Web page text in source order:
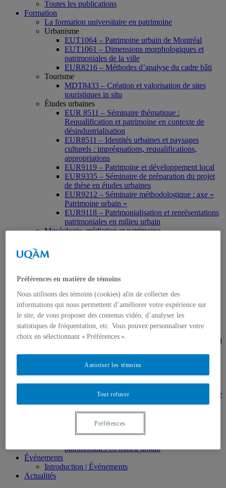
Toutes les publications
Formation
La formation universitaire en patrimoine
Urbanisme
EUT1064 – Patrimoine urbain de Montréal
EUT1061 – Dimensions morphologiques et
patrimoniales de la ville
EUR8216 – Méthodes d’analyse du cadre bâti
Tourisme
MDT8433 – Création et valorisation de sites
touristiques in situ
Études urbaines
EUR 8511 – Séminaire thématique :
Requalification et patrimoine en contexte de
désindustrialisation
EUR8511 – Identités urbaines et paysages
culturels : imprégnations, requalifications,
appropriations
EUR9119 – Patrimoine et développement local
EUR9335 – Séminaire de préparation du projet
de thèse en études urbaines
EUR9212 – Séminaire méthodologique : axe «
Patrimoine urbain »
EUR9118 – Patrimonialisation et représentations
patrimoniales en milieu urbain
Muséologie, médiation et patrimoine
Histoire de l’art
Direction de thèses et de mémoires
Archives
MDT8001 – Épistémologie des études
touristiques
MDT8101 – Culture et tourisme
MSL9005 – La patrimonialisation
EUR7102 – Dimensions sociales et culturelles du
EUR8216 – Méthodes d’analyse du cadre bâti
EUR8460 – Patrimoine et requalification des
espaces urbains
EUR8511 – Patrimoine et développement local
EUT1065 – Gestion et valorisation du patrimoine
urbain
Séminaire d’exploration en études urbaines –
Patrimonialisation et représentations
patrimoniales en milieu urbain
Événements
Introduction | Événements
Actualités
Préférences en matière de témoins
Nous utilisons des témoins (cookies) afin de collecter des
informations qui nous permettent d’améliorer votre expérience sur
le site, de vous proposer des contenus vidéo, d’analyser les
statistiques de fréquentation, etc. Vous pouvez personnaliser votre
choix en sélectionnant « Préférences ».
Tout refuser
Autoriser les témoins
Préférences